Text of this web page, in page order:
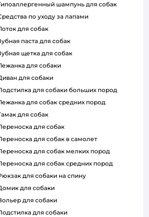
гипоаллергенный шампунь для собак
средства по уходу за лапами
лоток для собак
зубная паста для собак
зубная щетка для собак
лежанка для собаки
диван для собаки
подстилка для собаки больших пород
лежанка для собак средних пород
гамак для собак
переноска для собак
переноска для собак в самолет
переноска для собак мелких пород
переноска для собак средних пород
рюкзак для собаки на спину
домик для собаки
вольер для собаки
подстилка для собаки